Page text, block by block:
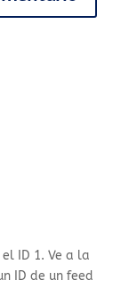
ID 1. Ve a la
ID de un feed